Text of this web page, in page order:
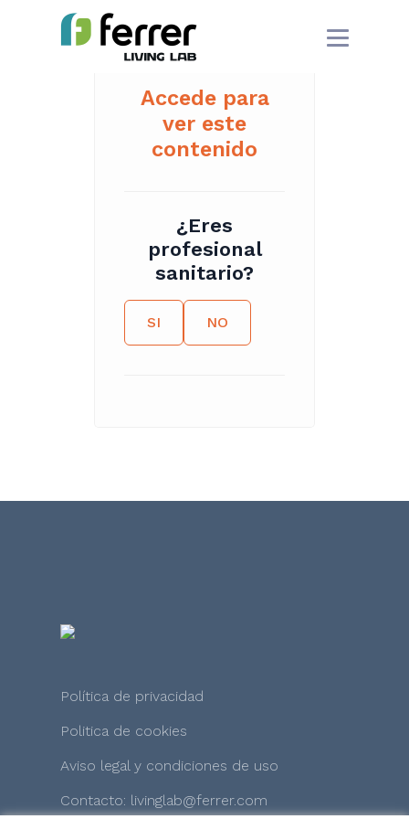
Accede para
ver este
contenido
¿Eres
profesional
sanitario?
SI NO
Política de privacidad
Politica de cookies
Aviso legal y condiciones de uso
Contacto: livinglab@ferrer.com